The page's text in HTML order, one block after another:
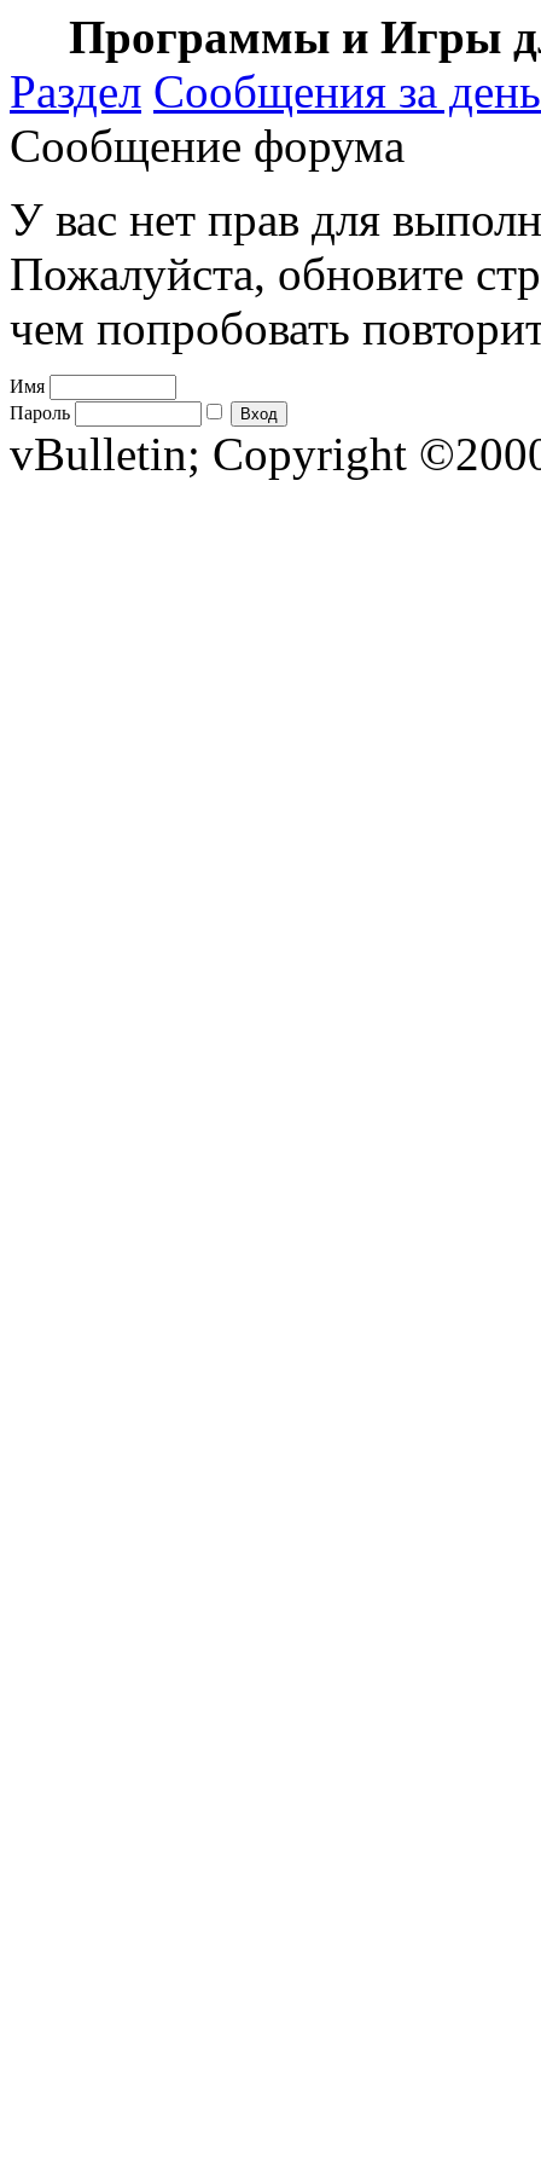
Программы и Игры
Раздел Сообщения за день
Сообщение форума
У вас нет прав для
Пожалуйста, обновите
чем попробовать
Имя
Пароль
vBulletin; Copyright